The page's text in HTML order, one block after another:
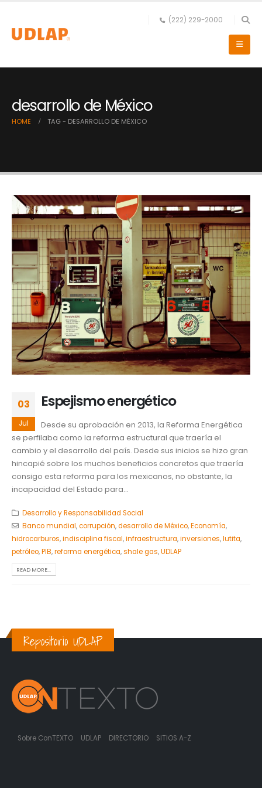
(222) 229-2000
desarrollo de México
HOME TAG - DESARROLLO DE MÉXICO
03
Jul
Espejismo energético
Desde su aprobación en 2013, la Reforma Energética
se perfilaba como la reforma estructural que traería el
cambio y el desarrollo del país. Desde sus inicios se hizo gran
hincapié sobre los muchos beneficios concretos que traería
consigo esta reforma para los mexicanos, no obstante, la
incapacidad del Estado para...
Desarrollo y Responsabilidad Social
Banco mundial,corrupción,desarrollo de México,Economía,
hidrocarburos,indisciplina fiscal,infraestructura,inversiones,lutita,
petróleo,PIB,reforma energética,shale gas,UDLAP
READ MORE...
Repositorio UDLAP
Sobre ConTEXTO UDLAP DIRECTORIO SITIOS A-Z